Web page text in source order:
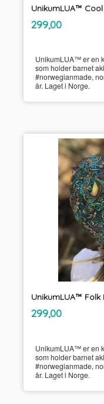
UnikumLUA™
Pris
299,00mva.
UnikumLUA™ er en
som holder barnet
#norwegianmade,
år. Laget i Norge.
UnikumLUA™ Folk
Pris
299,00mva.
UnikumLUA™ er en
som holder barnet
#norwegianmade,
år. Laget i Norge.